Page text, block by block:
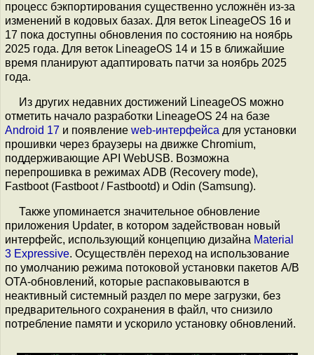
процесс бэкпортирования существенно усложнён из-за
изменений в кодовых базах. Для веток LineageOS 16 и
17 пока доступны обновления по состоянию на ноябрь
2025 года. Для веток LineageOS 14 и 15 в ближайшие
время планируют адаптировать патчи за ноябрь 2025
года.
Из других недавних достижений LineageOS можно
отметить начало разработки LineageOS 24 на базе
Android 17 и появление web-интерфейса для установки
прошивки через браузеры на движке Chromium,
поддерживающие API WebUSB. Возможна
перепрошивка в режимах ADB (Recovery mode),
Fastboot (Fastboot / Fastbootd) и Odin (Samsung).
Также упоминается значительное обновление
приложения Updater, в котором задействован новый
интерфейс, использующий концепцию дизайна Material
3 Expressive. Осуществлён переход на использование
по умолчанию режима потоковой установки пакетов A/B
OTA-обновлений, которые распаковываются в
неактивный системный раздел по мере загрузки, без
предварительного сохранения в файл, что снизило
потребление памяти и ускорило установку обновлений.